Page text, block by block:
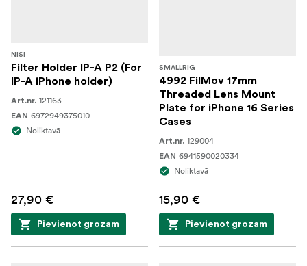
NISI
Filter Holder IP-A P2 (For
IP-A iPhone holder)
Art.nr. 121163
EAN 6972949375010
Noliktavā
27,90 €
Pievienot grozam
SMALLRIG
4992 FilMov 17mm
Threaded Lens Mount
Plate for iPhone 16 Series
Cases
Art.nr. 129004
EAN 6941590020334
Noliktavā
15,90 €
Pievienot grozam